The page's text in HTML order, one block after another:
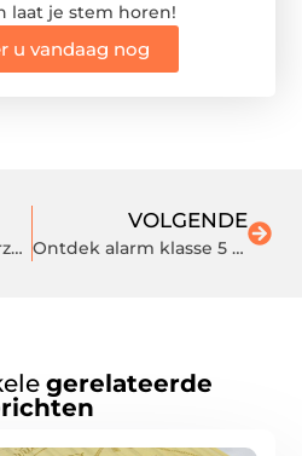
laat je stem horen!
u vandaag nog
VGZ Collectiviteitsverzekering: Een Slimme Keuze voor Uw Zorgbehoeften
VOLGENDE
Ontdek alarm klasse 5 installatie
gerelateerde